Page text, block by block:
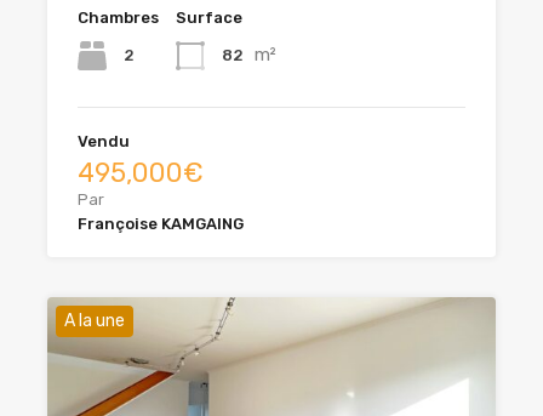
Chambres
2
Surface
82 m²
Vendu
495,000€
Par
Françoise KAMGAING
A la une